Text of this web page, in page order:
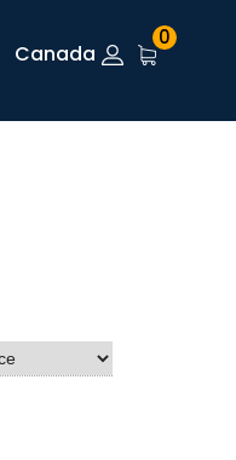
Canada
0